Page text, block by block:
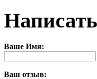
Ваше Имя:
Ваш отзыв: